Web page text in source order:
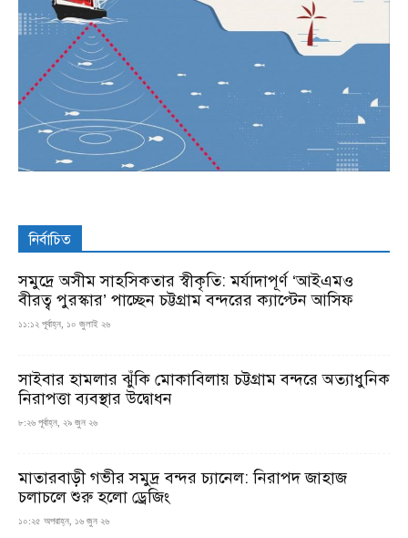
নির্বাচিত
সমুদ্রে অসীম সাহসিকতার স্বীকৃতি: মর্যাদাপূর্ণ ‘আইএমও
বীরত্ব পুরস্কার’ পাচ্ছেন চট্টগ্রাম বন্দরের ক্যাপ্টেন আসিফ
১১:১২ পূর্বাহ্ন, ১০ জুলাই ২৬
সাইবার হামলার ঝুঁকি মোকাবিলায় চট্টগ্রাম বন্দরে অত্যাধুনিক
নিরাপত্তা ব্যবস্থার উদ্বোধন
৮:২৬ পূর্বাহ্ন, ২৯ জুন ২৬
মাতারবাড়ী গভীর সমুদ্র বন্দর চ্যানেল: নিরাপদ জাহাজ
চলাচলে শুরু হলো ড্রেজিং
১০:২৫ অপরাহ্ন, ১৬ জুন ২৬